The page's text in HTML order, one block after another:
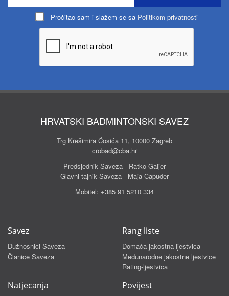
Pročitao sam i slažem se sa Politikom privatnosti
HRVATSKI BADMINTONSKI SAVEZ
Trg Krešimira Ćosića 11, 10000 Zagreb
crobad@cba.hr
Predsjednik Saveza - Ratko Galjer
Glavni tajnik Saveza - Maja Capuder
Mobitel: +385 91 5210 334
Savez
Dužnosnici Saveza
Članice Saveza
Rang liste
Domaća jakostna ljestvica
Međunarodne jakostne ljestvice
Rating-ljestvica
Natjecanja Povijest